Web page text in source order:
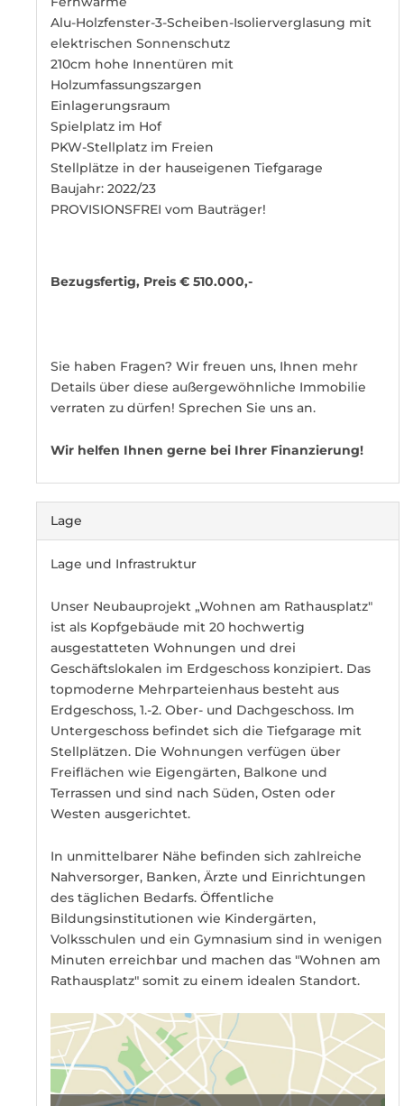
Alu-Holzfenster-3-Scheiben-Isolierverglasung mit
elektrischen Sonnenschutz
210cm hohe Innentüren mit
Holzumfassungszargen
Einlagerungsraum
Spielplatz im Hof
PKW-Stellplatz im Freien
Stellplätze in der hauseigenen Tiefgarage
Baujahr: 2022/23
PROVISIONSFREI vom Bauträger!
Bezugsfertig, Preis € 510.000,-
Sie haben Fragen? Wir freuen uns, Ihnen mehr
Details über diese außergewöhnliche Immobilie
verraten zu dürfen! Sprechen Sie uns an.
Wir helfen Ihnen gerne bei Ihrer Finanzierung!
Lage
Lage und Infrastruktur
Unser Neubauprojekt „Wohnen am Rathausplatz"
ist als Kopfgebäude mit 20 hochwertig
ausgestatteten Wohnungen und drei
Geschäftslokalen im Erdgeschoss konzipiert. Das
topmoderne Mehrparteienhaus besteht aus
Erdgeschoss, 1.-2. Ober- und Dachgeschoss. Im
Untergeschoss befindet sich die Tiefgarage mit
Stellplätzen. Die Wohnungen verfügen über
Freiflächen wie Eigengärten, Balkone und
Terrassen und sind nach Süden, Osten oder
Westen ausgerichtet.
In unmittelbarer Nähe befinden sich zahlreiche
Nahversorger, Banken, Ärzte und Einrichtungen
des täglichen Bedarfs. Öffentliche
Bildungsinstitutionen wie Kindergärten,
Volksschulen und ein Gymnasium sind in wenigen
Minuten erreichbar und machen das "Wohnen am
Rathausplatz" somit zu einem idealen Standort.